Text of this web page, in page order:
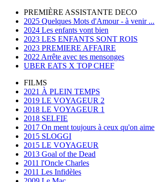
PREMIÈRE ASSISTANTE DECO
2025 Quelques Mots d'Amour - à venir ...
2024 Les enfants vont bien
2023 LES ENFANTS SONT ROIS
2023 PREMIERE AFFAIRE
2022 Arrête avec tes mensonges
UBER EATS X TOP CHEF
FILMS
2021 À PLEIN TEMPS
2019 LE VOYAGEUR 2
2018 LE VOYAGEUR 1
2018 SELFIE
2017 On ment toujours à ceux qu'on aime
2015 SLOGGI
2015 LE VOYAGEUR
2013 Goal of the Dead
2011 l'Oncle Charles
2011 Les Infidèles